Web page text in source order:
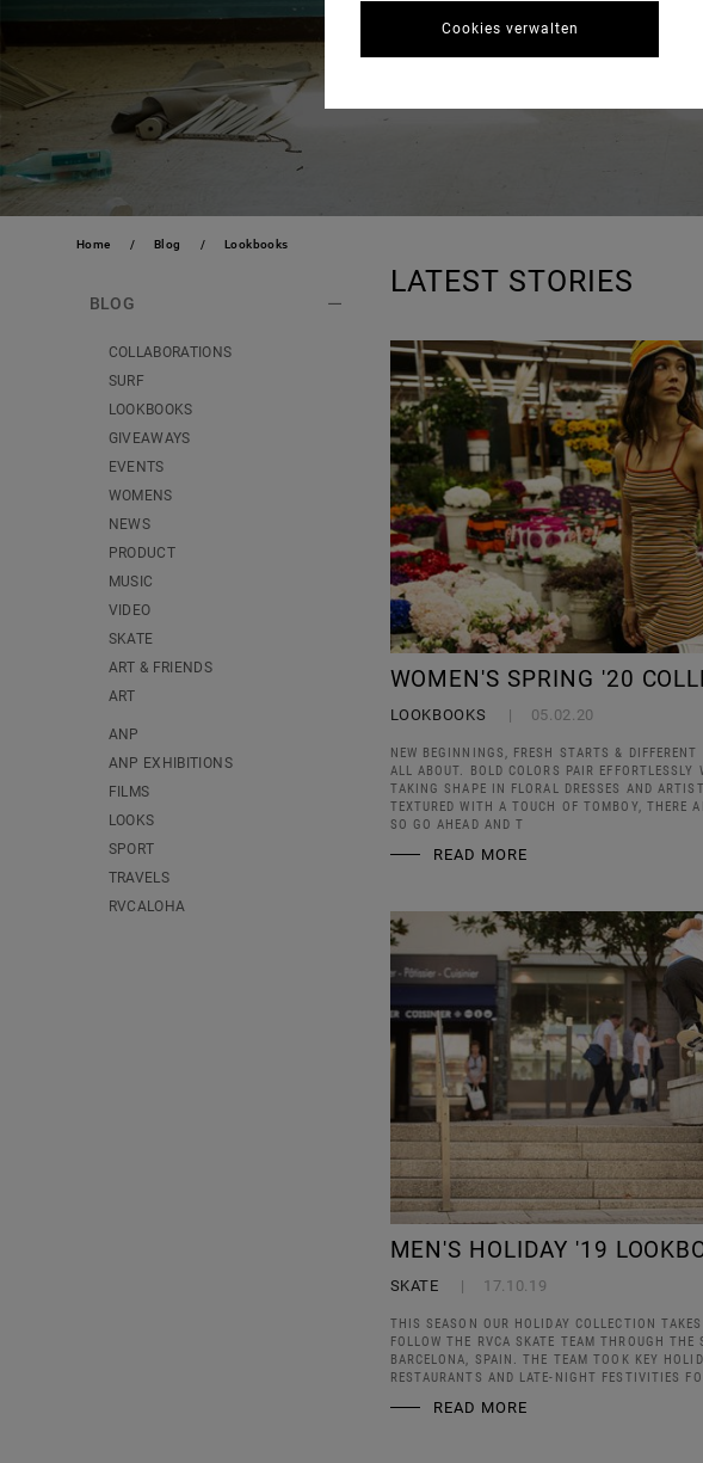
Home Blog Lookbooks
BLOG
COLLABORATIONS
SURF
LOOKBOOKS
GIVEAWAYS
EVENTS
WOMENS
NEWS
PRODUCT
MUSIC
VIDEO
SKATE
ART & FRIENDS
ART
ANP
ANP EXHIBITIONS
FILMS
LOOKS
SPORT
TRAVELS
RVCALOHA
LATEST STORIES
WOMEN'S SPRING '20
LOOKBOOKS 05.02.20
NEW BEGINNINGS, FRESH STARTS &
ALL ABOUT. BOLD COLORS PAIR
TAKING SHAPE IN FLORAL DRESSES AND
TEXTURED WITH A TOUCH OF TOMBOY, THERE
SO GO AHEAD AND T
READ MORE
MEN'S HOLIDAY '19
SKATE 17.10.19
THIS SEASON OUR HOLIDAY COLLECTION
FOLLOW THE RVCA SKATE TEAM THROUGH
BARCELONA, SPAIN. THE TEAM TOOK KEY
RESTAURANTS AND LATE-NIGHT FESTIVITIES
READ MORE
Cookies verwalten